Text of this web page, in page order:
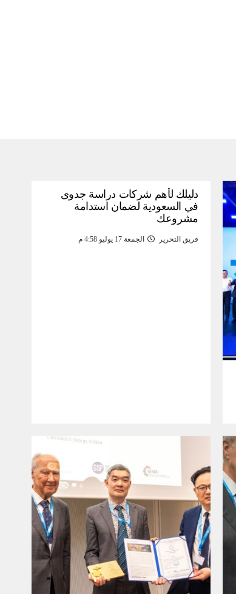
دليلك لأهم شركات دراسة جدوى
في السعودية لضمان استدامة
مشروعك
فريق التحرير الجمعة 17 يوليو 4:58 م